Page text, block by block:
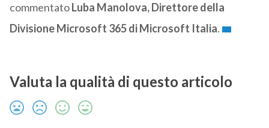
commentatoLuba Manolova, Direttore della
Divisione Microsoft 365 di Microsoft Italia.
Valuta la qualità di questo articolo